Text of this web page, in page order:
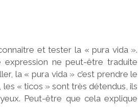
et tester la « pura vida ».
ne peut-être traduite
la « pura vida » c’est prendre le
« ticos » sont très détendus, ils
Peut-être que cela explique